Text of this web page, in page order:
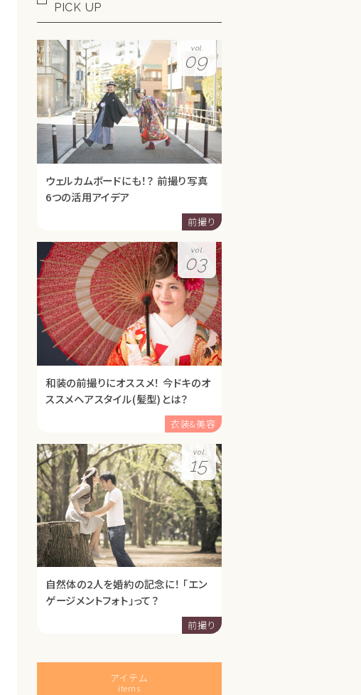
PICK UP
vol.
09
ウェルカムボードにも！？ 前撮り写真
6つの活用アイデア
前撮り
vol.
03
和装の前撮りにオススメ！ 今ドキのオ
ススメヘアスタイル(髪型)とは？
衣装&美容
vol.
15
自然体の2人を婚約の記念に！ 「エン
ゲージメントフォト」って？
前撮り
アイテム
items